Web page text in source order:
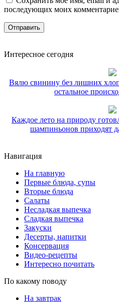
последующих моих
Интересное сегодня
Вялю свинину без лишних
остальное
Каждое лето на природу
шампиньонов приходят
Навигация
На главную
Первые блюда, супы
Вторые блюда
Салаты
Несладкая выпечка
Сладкая выпечка
Закуски
Десерты, напитки
Консервация
Видео-рецепты
Интересно почитать
По какому поводу
На завтрак